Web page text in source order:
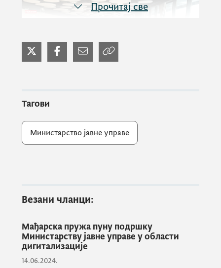
Састанак је био прилика да са нашим
јавне управе, дигиталној трансформацији,
цивилним друштвом.
Прочитај све
Тагови
Министарство јавне управе
Везани чланци:
Мађарска пружа пуну подршку
Министарству јавне управе у области
дигитализације
14.06.2024.